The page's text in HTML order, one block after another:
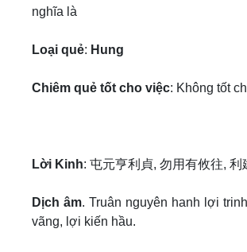
nghĩa là
Loại quẻ: Hung
Chiêm quẻ tốt cho việc: Không tốt
Lời Kinh: 屯元亨利貞, 勿用有攸往, 利
Dịch âm. Truân nguyên hanh lợi
vãng, lợi kiến hầu.